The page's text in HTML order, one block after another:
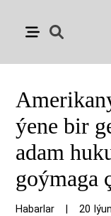
ýene bir
adam
goýmaga
Habarlar 20